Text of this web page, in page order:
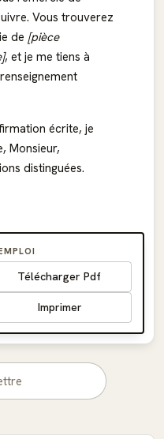
Vous trouverez
de [pièce
, et je me tiens à
écrite, je
Monsieur,
distinguées.
Télécharger Pdf
Imprimer